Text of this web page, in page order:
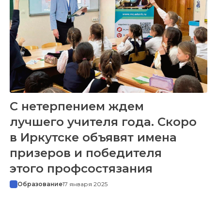
С нетерпением ждем
лучшего учителя года. Скоро
в Иркутске объявят имена
призеров и победителя
этого профсостязания
Образование17 января 2025